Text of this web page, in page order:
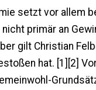
setzt vor allem
primär an
gilt Christian
hat. [1][2]